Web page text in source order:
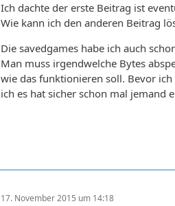
Ich dachte der erste Beitrag ist
Wie kann ich den anderen Beitrag
Die savedgames habe ich auch
Man muss irgendwelche Bytes
wie das funktionieren soll. Bevor
ich es hat sicher schon mal jemand
17. November 2015 um 14:18